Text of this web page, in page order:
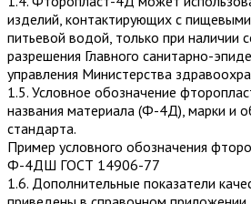
изделий, контактирующих с
питьевой водой, только при наличии
разрешения Главного санитарно-
управления Министерства
1.5. Условное обозначение
названия материала (Ф-4Д), марки и
стандарта.
Пример условного обозначения
Ф-4ДШ ГОСТ 14906-77
1.6. Дополнительные показатели